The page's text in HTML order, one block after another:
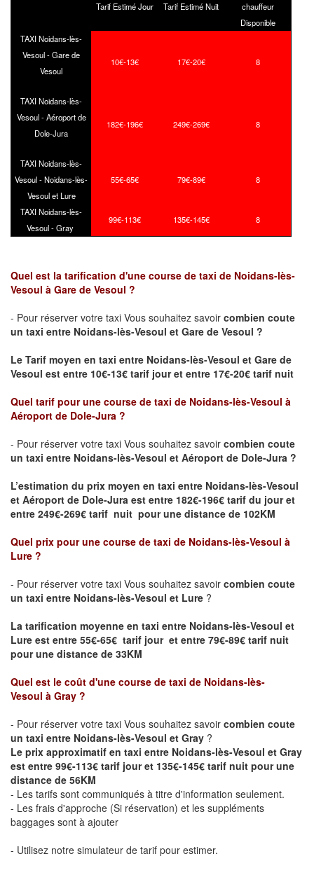
Tarif Estimé Jour Tarif Estimé Nuit
chauffeur
Disponible
TAXI Noidans-lès-
Vesoul - Gare de
Vesoul
10€-13€ 17€-20€ 8
TAXI Noidans-lès-
Vesoul - Aéroport de
Dole-Jura
182€-196€ 249€-269€ 8
TAXI Noidans-lès-
Vesoul - Noidans-lès-
Vesoul et Lure
55€-65€ 79€-89€ 8
TAXI Noidans-lès-
Vesoul - Gray
99€-113€ 135€-145€ 8
Quel est la tarification d'une course de taxi de Noidans-lès-
Vesoul à Gare de Vesoul ?
- Pour réserver votre taxi Vous souhaitez savoir combien coute
un taxi entre Noidans-lès-Vesoul et Gare de Vesoul ?
Le Tarif moyen en taxi entre Noidans-lès-Vesoul et Gare de
Vesoul est entre 10€-13€ tarif jour et entre 17€-20€ tarif nuit
Quel tarif pour une course de taxi de Noidans-lès-Vesoul à
Aéroport de Dole-Jura ?
- Pour réserver votre taxi Vous souhaitez savoir combien coute
un taxi entre Noidans-lès-Vesoul et Aéroport de Dole-Jura ?
L’estimation du prix moyen en taxi entre Noidans-lès-Vesoul
et Aéroport de Dole-Jura est entre 182€-196€ tarif du jour et
entre 249€-269€ tarif nuit pour une distance de 102KM
Quel prix pour une course de taxi de Noidans-lès-Vesoul à
Lure ?
- Pour réserver votre taxi Vous souhaitez savoir combien coute
un taxi entre Noidans-lès-Vesoul et Lure ?
La tarification moyenne en taxi entre Noidans-lès-Vesoul et
Lure est entre 55€-65€ tarif jour et entre 79€-89€ tarif nuit
pour une distance de 33KM
Quel est le coût d'une course de taxi de Noidans-lès-
Vesoul à Gray ?
- Pour réserver votre taxi Vous souhaitez savoir combien coute
un taxi entre Noidans-lès-Vesoul et Gray ?
Le prix approximatif en taxi entre Noidans-lès-Vesoul et Gray
est entre 99€-113€ tarif jour et 135€-145€ tarif nuit pour une
distance de 56KM
- Les tarifs sont communiqués à titre d'information seulement.
- Les frais d'approche (Si réservation) et les suppléments
baggages sont à ajouter
- Utilisez notre simulateur de tarif pour estimer.